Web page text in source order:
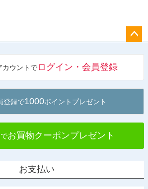
へ
カウントでログイン・会員登録
登録で1000ポイントプレゼント
お買物クーポンプレゼント
お支払い